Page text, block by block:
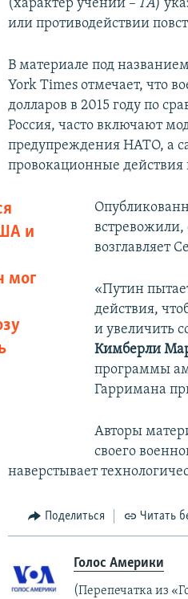
(характер учений –ГА)
или противодействии
В материале под
York Times отмечает, что
долларов в 2015 году по
Россия, часто включают
предупреждения НАТО, а
провокационные
и
мог
возглавляет
«Путин
действия,
и увеличить
Кимберли
программы
Гарримана
Авторы
своего
наверстывает
Поделиться Читать
Голос Америки
(Перепечатка из